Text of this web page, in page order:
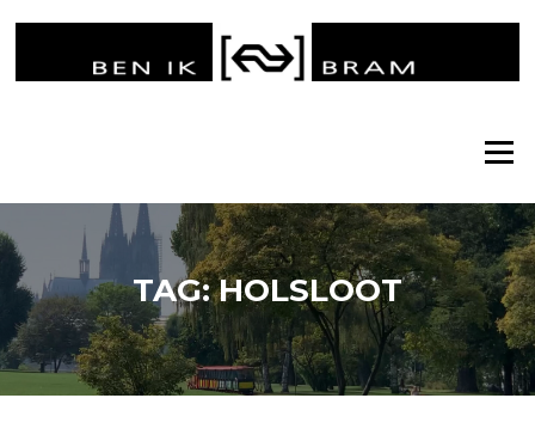
Menu
TAG:HOLSLOOT